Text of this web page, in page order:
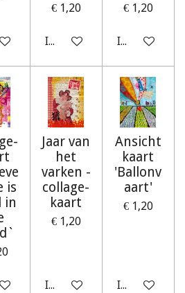
€ 1,20
In winkelwagen
€ 1,20
In
is
in
Jaar van
het
varken -
collage-
kaart
€ 1,20
In winkelwagen
Ansicht
kaart
'Ballonv
aart'
€ 1,20
In